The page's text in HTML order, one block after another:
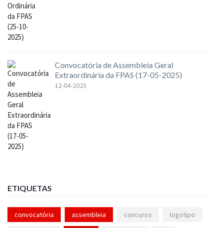
Convocatória de Assembleia Geral
Extraordinária da FPAS (17-05-2025)
12-04-2025
ETIQUETAS
convocatória assembleia concurso logotipo